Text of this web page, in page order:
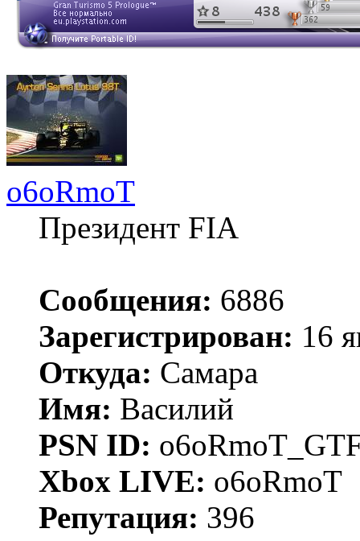
o6oRmoT
Президент FIA
Сообщения: 6886
Зарегистрирован: 16
Откуда: Самара
Имя: Василий
PSN ID:
Xbox LIVE: o6oRmoT
Репутация: 396